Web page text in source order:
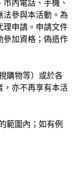
內電話、手機、
參與本活動。為
理申請。申請文件
參加資格；偽造作
購物等）或於各
，亦不再享有本活
範圍內；如有例